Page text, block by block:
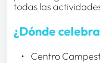
todas las
¿Dónde
Centro